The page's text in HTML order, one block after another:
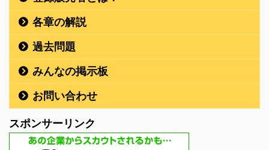
各章の解説
過去問題
みんなの掲示板
お問い合わせ
スポンサーリンク